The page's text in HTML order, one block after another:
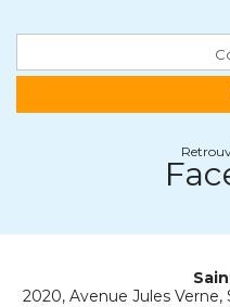
2020, Avenue Jules Verne,